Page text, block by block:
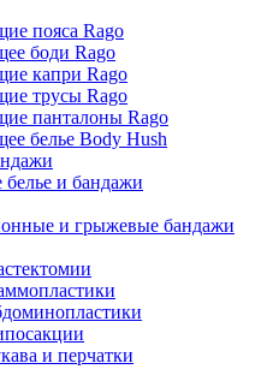
пояса Rago
боди Rago
капри Rago
трусы Rago
панталоны Rago
белье Body Hush
и бандажи
и грыжевые бандажи
и перчатки